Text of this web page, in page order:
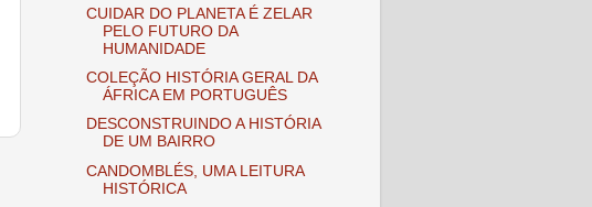
CUIDAR DO PLANETA É ZELAR
PELO FUTURO DA
HUMANIDADE
COLEÇÃO HISTÓRIA GERAL DA
ÁFRICA EM PORTUGUÊS
DESCONSTRUINDO A HISTÓRIA
DE UM BAIRRO
CANDOMBLÉS, UMA LEITURA
HISTÓRICA